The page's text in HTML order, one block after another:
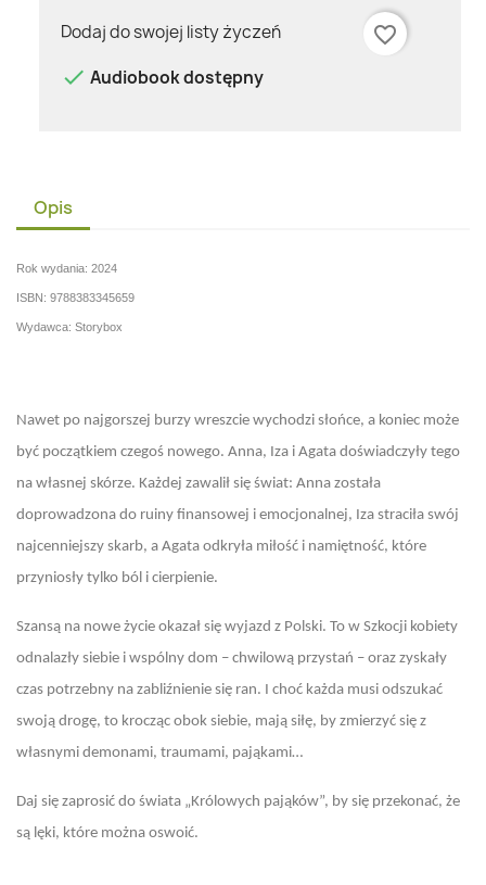
Dodaj do swojej listy życzeń
favorite_border
 Audiobook dostępny
Opis
Rok wydania: 2024
ISBN: 9788383345659
Wydawca: Storybox
Nawet po najgorszej burzy wreszcie wychodzi słońce, a koniec może
być początkiem czegoś nowego. Anna, Iza i Agata doświadczyły tego
na własnej skórze. Każdej zawalił się świat: Anna została
doprowadzona do ruiny finansowej i emocjonalnej, Iza straciła swój
najcenniejszy skarb, a Agata odkryła miłość i namiętność, które
przyniosły tylko ból i cierpienie.
Szansą na nowe życie okazał się wyjazd z Polski. To w Szkocji kobiety
odnalazły siebie i wspólny dom – chwilową przystań – oraz zyskały
czas potrzebny na zabliźnienie się ran. I choć każda musi odszukać
swoją drogę, to krocząc obok siebie, mają siłę, by zmierzyć się z
własnymi demonami, traumami, pająkami…
Daj się zaprosić do świata „Królowych pająków”, by się przekonać, że
są lęki, które można oswoić.